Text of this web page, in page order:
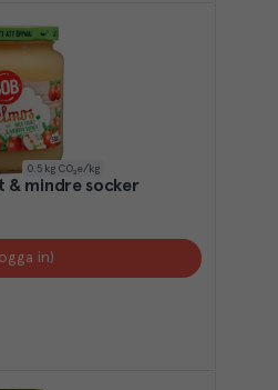
0.5 kg CO₂e/kg
& mindre socker
in)